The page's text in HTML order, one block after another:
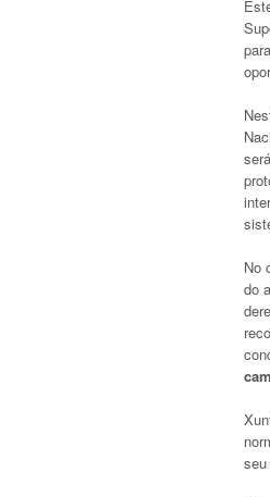
No
do